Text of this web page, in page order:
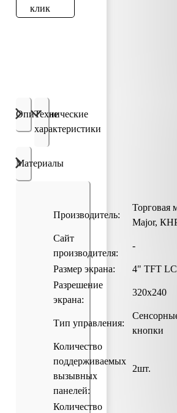
клик
Описание
Технические
характеристики
Материалы
Производитель:
Торговая
Major,
Сайт
производителя:
-
Размер экрана:
4" TFT
Разрешение
экрана:
320х240
Тип управления:
кнопки
Количество
поддерживаемых
вызывных
панелей:
2шт.
Количество